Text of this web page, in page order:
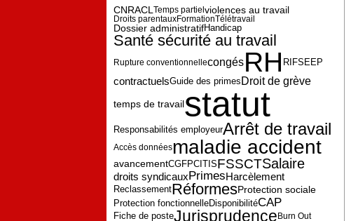
CNRACL Temps partiel violences au travail
Droits parentauxFormationTélétravail
Dossier administratifHandicap
Santé sécurité au travail
Rupture conventionnellecongésRH RIFSEEP
contractuelsGuide des primes Droit de grève
temps de travailstatut
Responsabilités employeurArrêt de travail
Accès donnéesmaladie accident
avancementCGFPCITISFSSCTSalaire
droits syndicauxPrimesHarcèlement
ReclassementRéformesProtection sociale
Protection fonctionnelleDisponibilitéCAP
Fiche de posteJurisprudence Burn Out